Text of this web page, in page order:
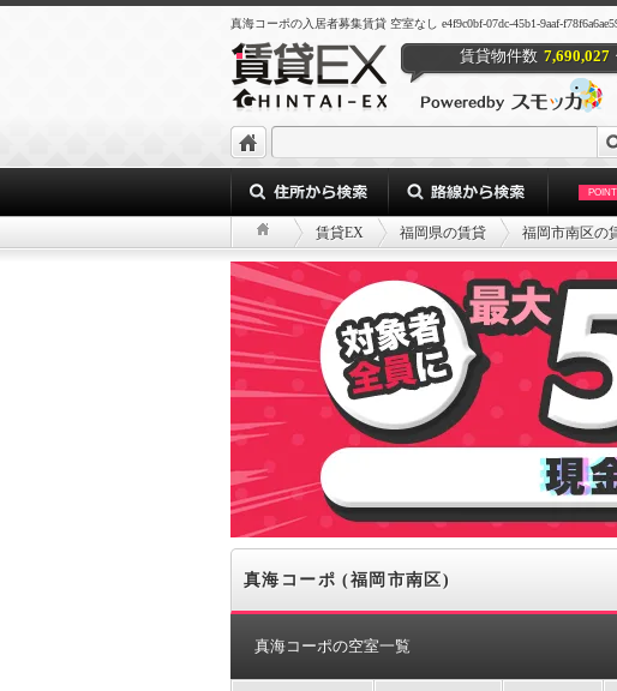
真海コーポの入居者募集賃貸 空室なし e4f9c0bf-07dc-45b1-9aaf-
賃貸物件数 7,690,027
賃貸EX 福岡県の賃貸 福岡市南区の
真海コーポ (福岡市南区)
真海コーポの空室一覧